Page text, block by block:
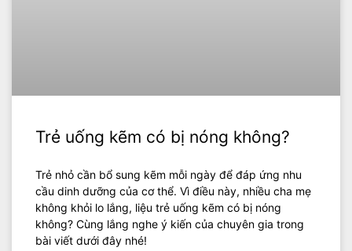
Trẻ uống kẽm có bị nóng không?
Trẻ nhỏ cần bổ sung kẽm mỗi ngày để đáp ứng nhu
cầu dinh dưỡng của cơ thể. Vì điều này, nhiều cha mẹ
không khỏi lo lắng, liệu trẻ uống kẽm có bị nóng
không? Cùng lắng nghe ý kiến của chuyên gia trong
bài viết dưới đây nhé!